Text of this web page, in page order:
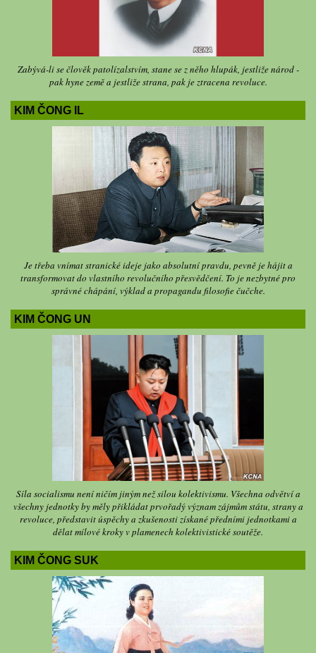
Zabývá-li se člověk patolízalstvím, stane se z něho hlupák, jestliže národ -
pak hyne země a jestliže strana, pak je ztracena revoluce.
KIM ČONG IL
Je třeba vnímat stranické ideje jako absolutní pravdu, pevně je hájit a
transformovat do vlastního revolučního přesvědčení. To je nezbytné pro
správné chápání, výklad a propagandu filosofie čučche.
KIM ČONG UN
Síla socialismu není ničím jiným než silou kolektivismu. Všechna odvětví a
všechny jednotky by měly přikládat prvořadý význam zájmům státu, strany a
revoluce, představit úspěchy a zkušenosti získané předními jednotkami a
dělat mílové kroky v plamenech kolektivistické soutěže.
KIM ČONG SUK